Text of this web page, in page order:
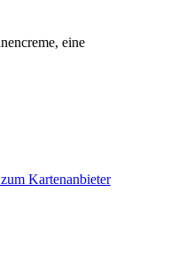
eine
Kartenanbieter